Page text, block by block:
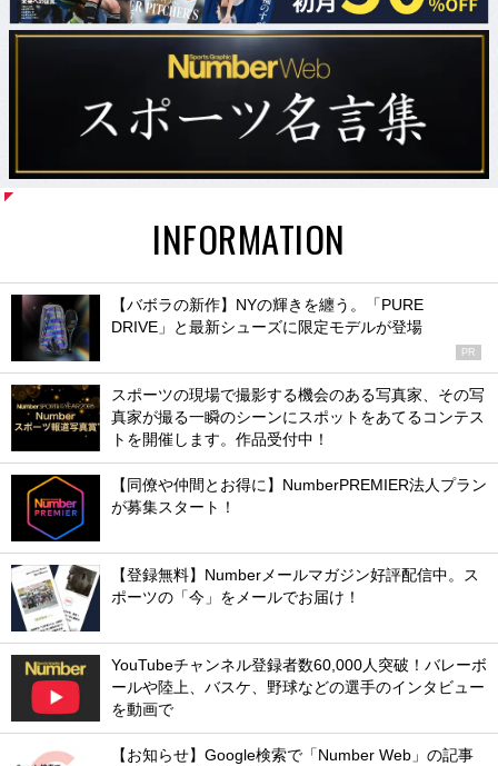
INFORMATION
【バボラの新作】NYの輝きを纏う。「PURE
DRIVE」と最新シューズに限定モデルが登場
PR
スポーツの現場で撮影する機会のある写真家、その写
真家が撮る一瞬のシーンにスポットをあてるコンテス
トを開催します。作品受付中！
【同僚や仲間とお得に】NumberPREMIER法人プラン
が募集スタート！
【登録無料】Numberメールマガジン好評配信中。ス
ポーツの「今」をメールでお届け！
YouTubeチャンネル登録者数60,000人突破！バレーボ
ールや陸上、バスケ、野球などの選手のインタビュー
を動画で
【お知らせ】Google検索で「Number Web」の記事